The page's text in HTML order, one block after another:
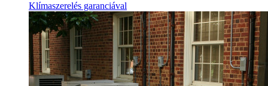
Klímaszerelés garanciával